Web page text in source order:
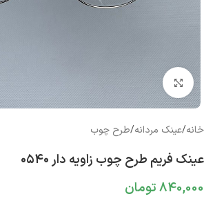
بزرگنمایی تصویر
خانه/عینک مردانه/طرح چوب
عینک فریم طرح چوب زاویه دار ۰۵۴۰
840,000تومان